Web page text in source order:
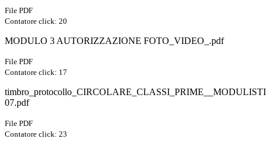
File PDF
Contatore click: 20
MODULO 3 AUTORIZZAZIONE FOTO_VIDEO_.pdf
File PDF
Contatore click: 17
07.pdf
File PDF
Contatore click: 23